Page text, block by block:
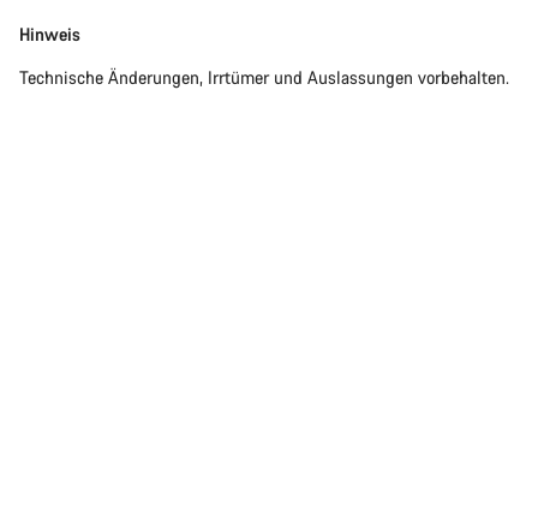
Hinweis
Technische Änderungen, Irrtümer und Auslassungen vorbehalten.